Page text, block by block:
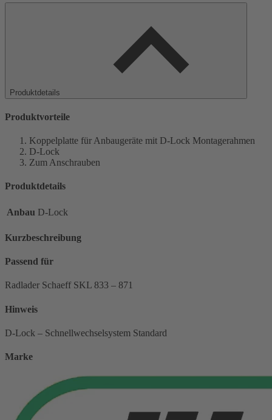
Produktdetails
Produktvorteile
Koppelplatte für Anbaugeräte mit D-Lock Montagerahmen
D-Lock
Zum Anschrauben
Produktdetails
Anbau D-Lock
Kurzbeschreibung
Passend für
Radlader Schaeff SKL 833 – 871
Hinweis
D-Lock – Schnellwechselsystem Standard
Marke